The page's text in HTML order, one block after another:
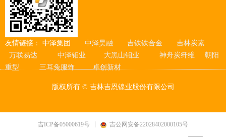
版权所有 © 吉林吉恩镍业股份有限公司
友情链接： 中泽集团 中泽昊融 吉铁铁合金
吉林炭素
万联易达
中泽钼业 大黑山钼业 神舟炭纤维
朝阳
重型
三耳兔服饰 卓创新材
吉ICP备05000619号 吉公网安备22028402000105号